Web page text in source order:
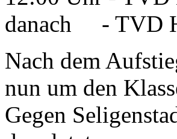
danach - TVD
Nach dem
nun um den
Gegen